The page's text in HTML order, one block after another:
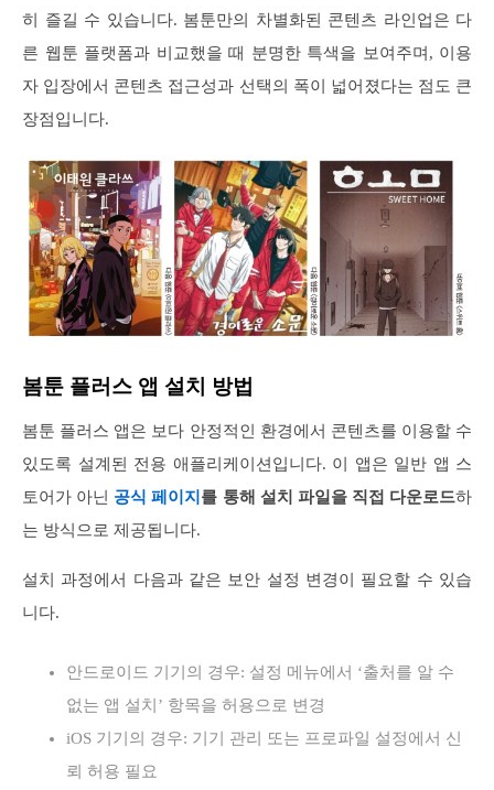
히 즐길 수 있습니다. 봄툰만의 차별화된 콘텐츠 라인업은 다
른 웹툰 플랫폼과 비교했을 때 분명한 특색을 보여주며, 이용
자 입장에서 콘텐츠 접근성과 선택의 폭이 넓어졌다는 점도 큰
장점입니다.
봄툰 플러스 앱 설치 방법
봄툰 플러스 앱은 보다 안정적인 환경에서 콘텐츠를 이용할 수
있도록 설계된 전용 애플리케이션입니다. 이 앱은 일반 앱 스
토어가 아닌 공식 페이지 를 통해 설치 파일을 직접 다운로드하
는 방식으로 제공됩니다.
설치 과정에서 다음과 같은 보안 설정 변경이 필요할 수 있습
니다.
안드로이드 기기의 경우: 설정 메뉴에서 ‘출처를 알 수
없는 앱 설치’ 항목을 허용으로 변경
iOS 기기의 경우: 기기 관리 또는 프로파일 설정에서 신
뢰 허용 필요